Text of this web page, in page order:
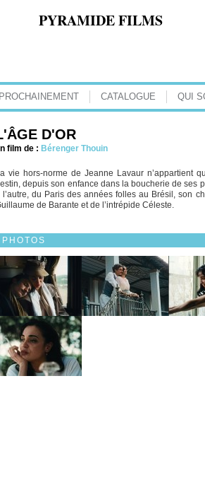
PYRAMIDE FILMS
PROCHAINEMENT CATALOGUE QUI
D'OR
film de : Bérenger Thouin
vie hors-norme de Jeanne Lavaur n’appartient
depuis son enfance dans la boucherie de ses
l’autre, du Paris des années folles au Brésil, son
de Barante et de l’intrépide Céleste.
PHOTOS